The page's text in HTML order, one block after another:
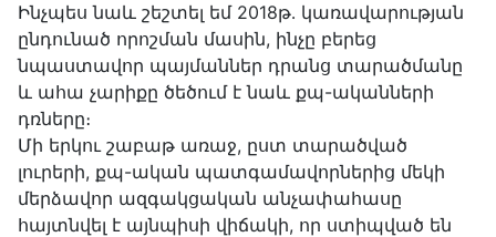
Ինչպես նաև շեշտել եմ 2018թ․ կառավարության
ընդունած որոշման մասին, ինչը բերեց
նպաստավոր պայմաններ դրանց տարածմանը
և ահա չարիքը ծեծում է նաև քպ-ականների
դռները։
Մի երկու շաբաթ առաջ, ըստ տարածված
լուրերի, քպ-ական պատգամավորներից մեկի
մերձավոր ազգակցական անչափահասը
հայտնվել է այնպիսի վիճակի, որ ստիպված են